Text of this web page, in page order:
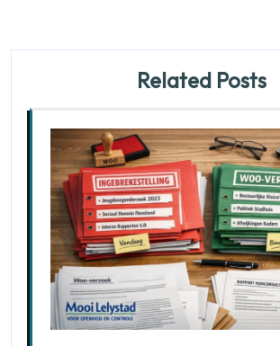
Related Posts